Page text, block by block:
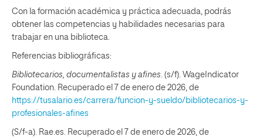
Con la formación académica y práctica adecuada, podrás
obtener las competencias y habilidades necesarias para
trabajar en una biblioteca.
Referencias bibliográficas:
Bibliotecarios, documentalistas y afines . (s/f). WageIndicator
Foundation. Recuperado el 7 de enero de 2026, de
https://tusalario.es/carrera/funcion-y-sueldo/bibliotecarios-y-
profesionales-afines
(S/f-a). Rae.es. Recuperado el 7 de enero de 2026, de